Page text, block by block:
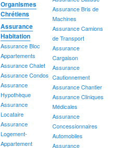
Assurance Bris de
Machines
Assurance Camions
de Transport
Assurance
Cargaison
Assurance
Cautionnement
Assurance Chantier
Assurance Cliniques
Médicales
Assurance
Concessionnaires
Automobiles
Assurance
Organismes
Chrétiens
Assurance
Habitation
Assurance Bloc
Appartements
Assurance Chalet
Assurance Condos
Assurance
Hypothèque
Assurance
Locataire
Assurance
Logement-
Appartement